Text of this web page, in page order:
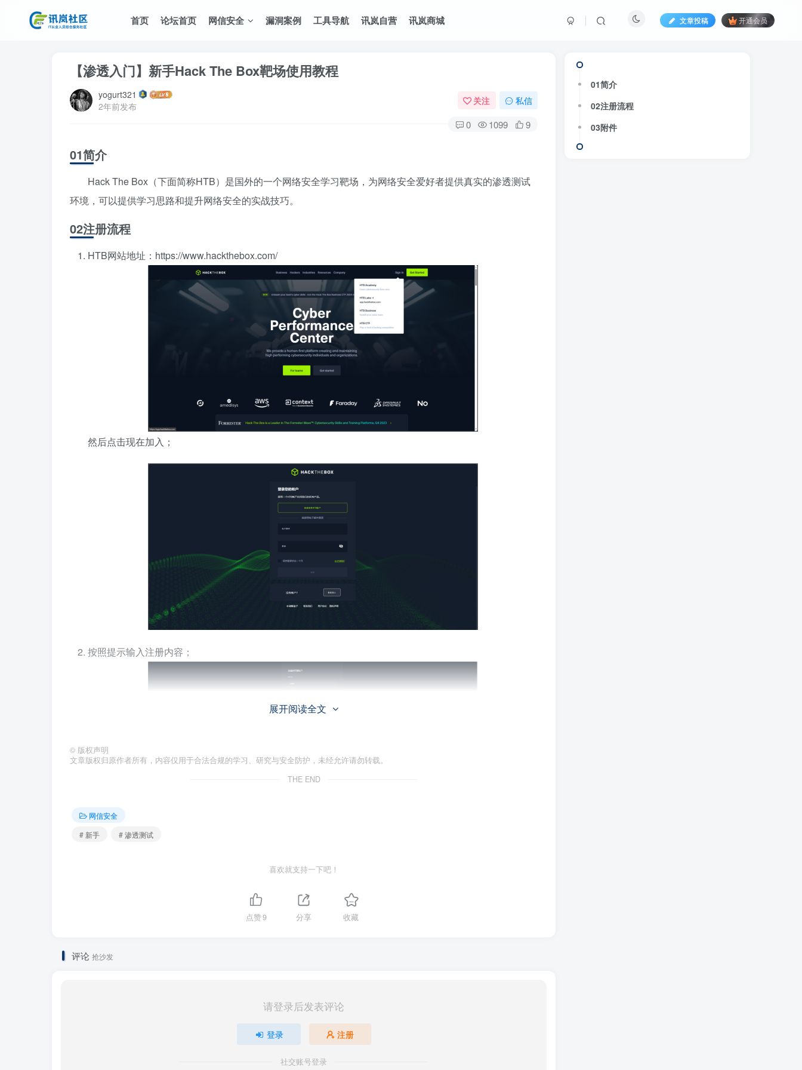
首页 论坛首页 网信安全 漏洞案例 工具导航 讯岚自营 讯岚商城 文章投稿 开通会员
【渗透入门】新手Hack The Box靶场使用教程
yogurt321
2年前发布
关注 私信
0 1099 9
01简介
Hack The Box（下面简称HTB）是国外的一个网络安全学习靶场，为网络安全爱好者提供真实的渗透测试
环境，可以提供学习思路和提升网络安全的实战技巧。
02注册流程
HTB网站地址：https://www.hackthebox.com/
然后点击现在加入；
按照提示输入注册内容；
点击右上角红色区域，按下面的步骤 点击：Starting Point—OpenVPN—-DOWNLOAD VPN下载我们连接
展开阅读全文
© 版权声明
文章版权归原作者所有，内容仅用于合法合规的学习、研究与安全防护，未经允许请勿转载。
THE END
网信安全
# 新手
# 渗透测试
喜欢就支持一下吧！
点赞9 分享 收藏
评论 抢沙发
请登录后发表评论
登录 注册
社交账号登录
01简介
02注册流程
03附件